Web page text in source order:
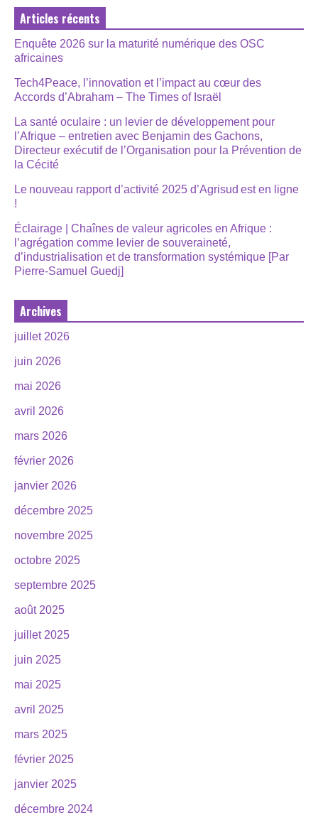
Articles récents
Enquête 2026 sur la maturité numérique des OSC
africaines
Tech4Peace, l’innovation et l’impact au cœur des
Accords d’Abraham – The Times of Israël
La santé oculaire : un levier de développement pour
l’Afrique – entretien avec Benjamin des Gachons,
Directeur exécutif de l’Organisation pour la Prévention de
la Cécité
Le nouveau rapport d’activité 2025 d’Agrisud est en ligne
!
Éclairage | Chaînes de valeur agricoles en Afrique :
l’agrégation comme levier de souveraineté,
d’industrialisation et de transformation systémique [Par
Pierre-Samuel Guedj]
Archives
juillet 2026
juin 2026
mai 2026
avril 2026
mars 2026
février 2026
janvier 2026
décembre 2025
novembre 2025
octobre 2025
septembre 2025
août 2025
juillet 2025
juin 2025
mai 2025
avril 2025
mars 2025
février 2025
janvier 2025
décembre 2024